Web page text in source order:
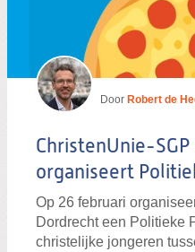
Door Robert de
ChristenUnie-
organiseert
Op 26 februari
Dordrecht een Politieke
christelijke jongeren